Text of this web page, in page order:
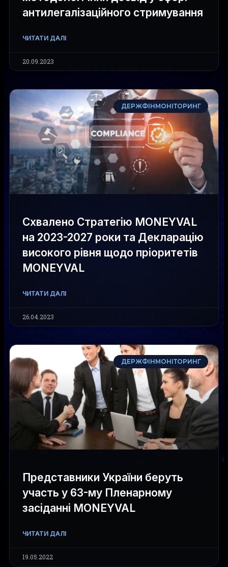
антилегалізаційного стримування
ЧИТАТИ ДАЛІ
20.09.2023
ДЕРЖФІНМОНІТОРИНГ
Схвалено Стратегію MONEYVAL
на 2023-2027 роки та Декларацію
високого рівня щодо пріоритетів
MONEYVAL
ЧИТАТИ ДАЛІ
26.04.2023
ДЕРЖФІНМОНІТОРИНГ
Представники України беруть
участь у 63-му Пленарному
засіданні MONEYVAL
ЧИТАТИ ДАЛІ
19.05.2022